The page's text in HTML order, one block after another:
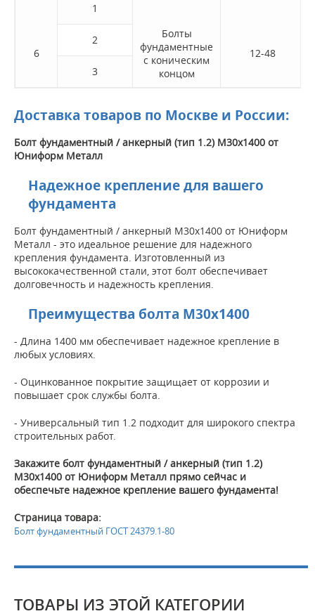
6
1
Болты
фундаментные
с коническим
концом
12-48
2
3
Доставка товаров по Москве и России:
Болт фундаментный / анкерный (тип 1.2) M30x1400 от
Юниформ Металл
Надежное крепление для вашего
фундамента
Болт фундаментный / анкерный M30x1400 от Юниформ
Металл - это идеальное решение для надежного
крепления фундамента. Изготовленный из
высококачественной стали, этот болт обеспечивает
долговечность и надежность крепления.
Преимущества болта M30x1400
- Длина 1400 мм обеспечивает надежное крепление в
любых условиях.
- Оцинкованное покрытие защищает от коррозии и
повышает срок службы болта.
- Универсальный тип 1.2 подходит для широкого спектра
строительных работ.
Закажите болт фундаментный / анкерный (тип 1.2)
M30x1400 от Юниформ Металл прямо сейчас и
обеспечьте надежное крепление вашего фундамента!
Страница товара:
Болт фундаментный ГОСТ 24379.1-80
ТОВАРЫ ИЗ ЭТОЙ КАТЕГОРИИ